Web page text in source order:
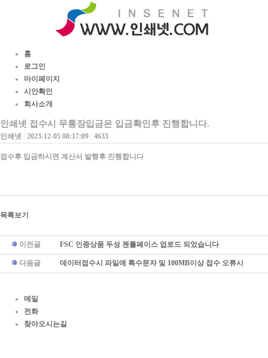
홈
로그인
마이페이지
시안확인
회사소개
인쇄넷 접수시 무통장입금은 입금확인후 진행합니다.
인쇄넷 2023-12-05 08:17:09 4633
접수후 입금하시면 계산서 발행후 진행합니다
목록보기
이전글 FSC 인증상품 두성 젠틀페이스 업로드 되었습니다
다음글 데이터접수시 파일에 특수문자 및 100MB이상 접수 오류시
메일
전화
찾아오시는길